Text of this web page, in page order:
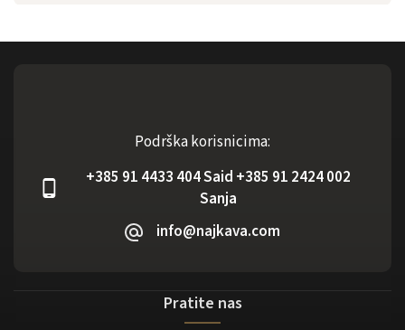
Podrška korisnicima:
+385 91 4433 404 Said +385 91 2424 002
Sanja
info@najkava.com
Pratite nas